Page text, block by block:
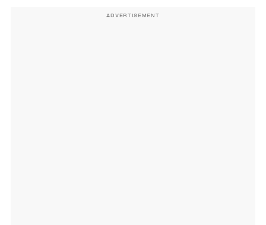
ADVERTISEMENT